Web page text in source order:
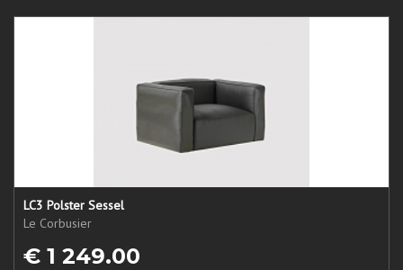
LC3 Polster Sessel
Le Corbusier
€ 1 249.00